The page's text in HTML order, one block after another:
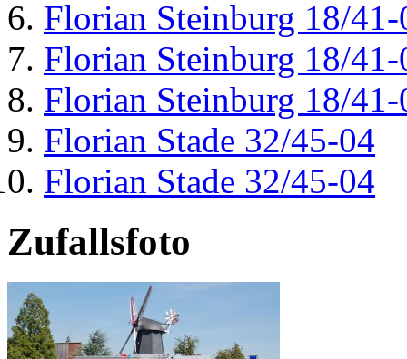
Florian Steinburg 18/41-
Florian Steinburg 18/41-
Florian Steinburg 18/41-
Florian Stade 32/45-04
Florian Stade 32/45-04
Zufallsfoto